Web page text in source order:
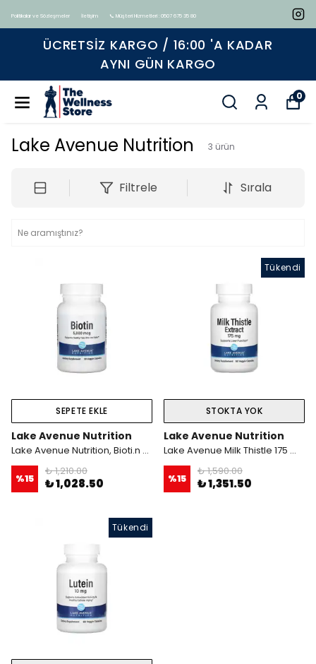
Politikalar ve Sözleşmeler İletişim 📞 Müşteri Hizmetleri : 0507 675 35 80
ÜCRETSIZ KARGO / 16:00 'A KADAR
AYNI GÜN KARGO
0
Lake Avenue Nutrition 3 ürün
Filtrele Sırala
SEPETE EKLE
Lake Avenue Nutrition
Lake Avenue Nutrition, Bioti.n 5.000 Mcg 30 veggie Kapsül
%15
₺ 1,210.00
₺ 1,028.50
Tükendi
STOKTA YOK
Lake Avenue Nutrition
Lake Avenue Milk Thistle 175 mcg. 90 Kapsül
%15
₺ 1,590.00
₺ 1,351.50
Tükendi